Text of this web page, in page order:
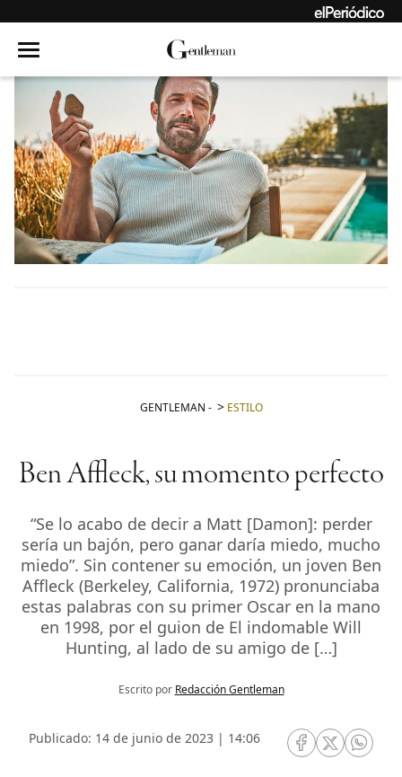
GENTLEMAN - ESTILO
Ben Affleck, su momento perfecto
“Se lo acabo de decir a Matt [Damon]: perder
sería un bajón, pero ganar daría miedo, mucho
miedo”. Sin contener su emoción, un joven Ben
Affleck (Berkeley, California, 1972) pronunciaba
estas palabras con su primer Oscar en la mano
en 1998, por el guion de El indomable Will
Hunting, al lado de su amigo de […]
Escrito por Redacción Gentleman
Publicado: 14 de junio de 2023 | 14:06
RRSS Facebook
RRSSRRSS